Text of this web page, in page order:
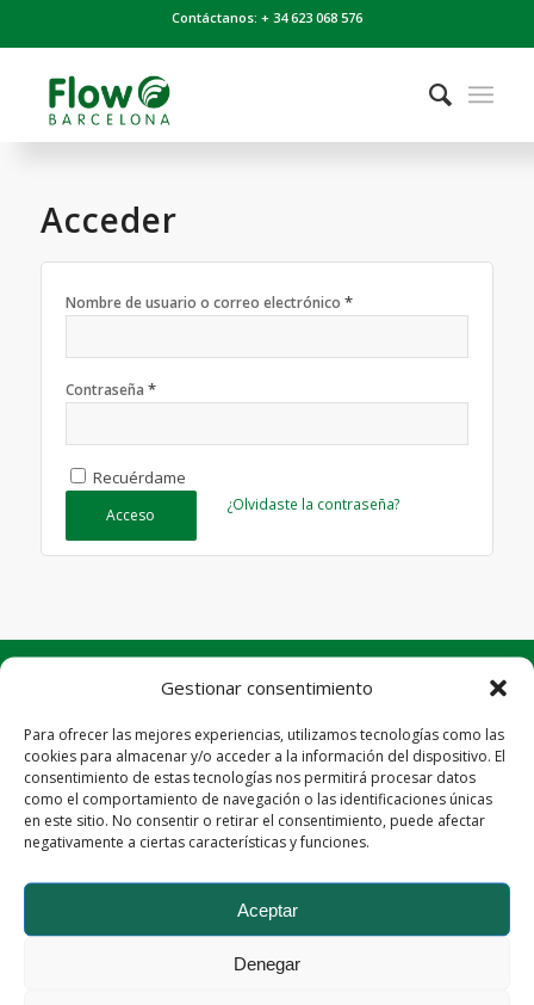
Gestionar consentimiento
Para ofrecer las mejores experiencias, utilizamos tecnologías como las
cookies para almacenar y/o acceder a la información del dispositivo. El
consentimiento de estas tecnologías nos permitirá procesar datos
como el comportamiento de navegación o las identificaciones únicas
en este sitio. No consentir o retirar el consentimiento, puede afectar
negativamente a ciertas características y funciones.
Aceptar
Denegar
Contáctanos: + 34 623 068 576
Acceder
Nombre de usuario o correo electrónico *
Contraseña *
Recuérdame
Acceso
¿Olvidaste la contraseña?
Flowing Barcelona S.L.
c/Balmes, 152 6º4ª